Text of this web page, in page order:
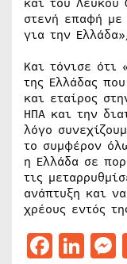
στενή επαφή με
για την
Και τόνισε ότι
της Ελλάδας
και εταίρος
ΗΠΑ και την
λόγο
το συμφέρον
η Ελλάδα σε
τις
ανάπτυξη και
χρέους εντός